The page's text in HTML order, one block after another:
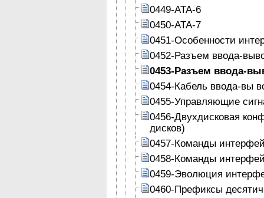
0449-АТА-6
0450-АТА-7
0451-Особенности
0452-Разъем ввода-
0453-Разъем ввода-
0454-Кабель ввода-вы
0455-Управляющие
0456-Двухдисковая
дисков)
0457-Команды
0458-Команды
0459-Эволюция
0460-Префиксы